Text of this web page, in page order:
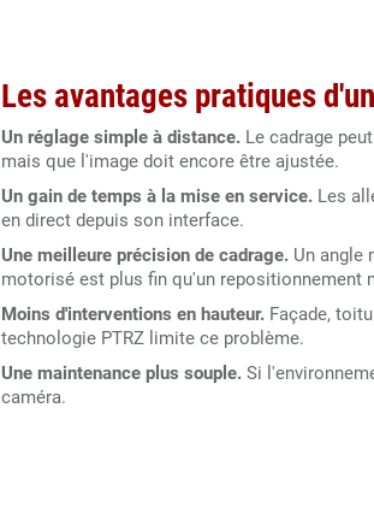
Les avantages pratiques
Un réglage simple à distance. Le cadrage
mais que l'image doit encore être ajustée.
Un gain de temps à la mise en service. Les
en direct depuis son interface.
Une meilleure précision de cadrage. Un angle
motorisé est plus fin qu'un repositionnement
Moins d'interventions en hauteur. Façade,
technologie PTRZ limite ce problème.
Une maintenance plus souple. Si
caméra.